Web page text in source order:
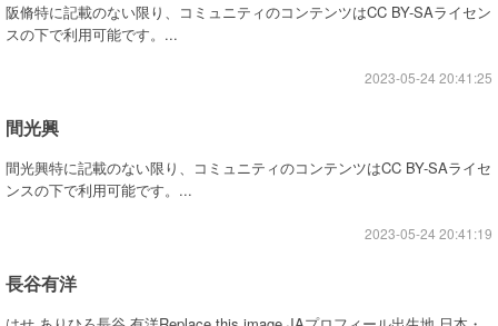
阪脩特に記載のない限り、コミュニティのコンテンツはCC BY-SAライセン
スの下で利用可能です。...
2023-05-24 20:41:25
間光興
間光興特に記載のない限り、コミュニティのコンテンツはCC BY-SAライセ
ンスの下で利用可能です。...
2023-05-24 20:41:19
長谷有洋